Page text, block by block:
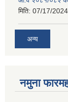
मिति: 07/17/
अन्य
नमुना